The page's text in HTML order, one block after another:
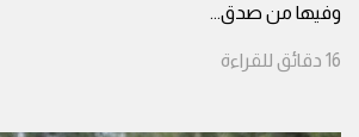
وفيها من صدق...
16 دقائق للقراءة